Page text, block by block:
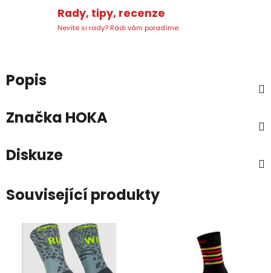
Rady, tipy, recenze
Nevíte si rady? Rádi vám poradíme.
Popis
Značka HOKA
Diskuze
Související produkty